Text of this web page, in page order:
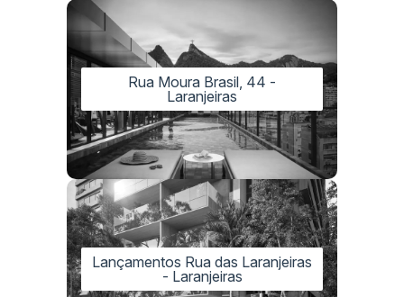
Rua Moura Brasil, 44 -
Laranjeiras
Lançamentos Rua das Laranjeiras
- Laranjeiras